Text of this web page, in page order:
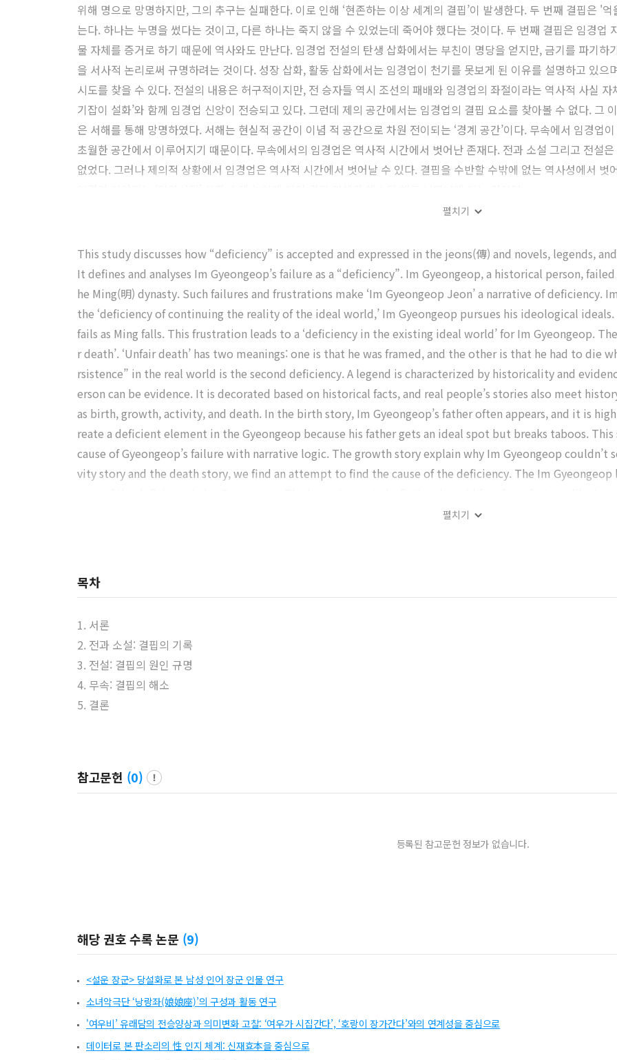
위해 명으로 망명하지만, 그의 추구는 실패한다. 이로 인해 ‘현존하는 이상 세계의 결핍’이 발생한다. 두 번째 결핍은 '
는다. 하나는 누명을 썼다는 것이고, 다른 하나는 죽지 않을 수 있었는데 죽어야 했다는 것이다. 두 번째 결핍은 임경업
물 자체를 증거로 하기 때문에 역사와도 만난다. 임경업 전설의 탄생 삽화에서는 부친이 명당을 얻지만, 금기를 파기하
을 서사적 논리로써 규명하려는 것이다. 성장 삽화, 활동 삽화에서는 임경업이 천기를 못보게 된 이유를 설명하고 있
시도를 찾을 수 있다. 전설의 내용은 허구적이지만, 전 승자들 역시 조선의 패배와 임경업의 좌절이라는 역사적 사실
기잡이 설화’와 함께 임경업 신앙이 전승되고 있다. 그런데 제의 공간에서는 임경업의 결핍 요소를 찾아볼 수 없다. 그
은 서해를 통해 망명하였다. 서해는 현실적 공간이 이념 적 공간으로 차원 전이되는 ‘경계 공간’이다. 무속에서 임경업
초월한 공간에서 이루어지기 때문이다. 무속에서의 임경업은 역사적 시간에서 벗어난 존재다. 전과 소설 그리고 전설
없었다. 그러나 제의적 상황에서 임경업은 역사적 시간에서 벗어날 수 있다. 결핍을 수반할 수밖에 없는 역사성에서
펼치기
This study discusses how “deficiency” is accepted and expressed in the jeons(傳) and novels, legends,
It defines and analyses Im Gyeongeop’s failure as a “deficiency”. Im Gyeongeop, a historical person,
he Ming(明) dynasty. Such failures and frustrations make ‘Im Gyeongeop Jeon’ a narrative of deficiency.
the ‘deficiency of continuing the reality of the ideal world,’ Im Gyeongeop pursues his ideological
fails as Ming falls. This frustration leads to a ‘deficiency in the existing ideal world’ for Im Gyeongeop.
r death’. ‘Unfair death’ has two meanings: one is that he was framed, and the other is that he had to die
rsistence” in the real world is the second deficiency. A legend is characterized by historicality and
erson can be evidence. It is decorated based on historical facts, and real people’s stories also meet
as birth, growth, activity, and death. In the birth story, Im Gyeongeop’s father often appears, and it is
reate a deficient element in the Gyeongeop because his father gets an ideal spot but breaks taboos.
cause of Gyeongeop’s failure with narrative logic. The growth story explain why Im Gyeongeop couldn’t
vity story and the death story, we find an attempt to find the cause of the deficiency. The Im
o had to be in historical times. In the West Sea(西海), Im Gyeongeop is worshipped along with the
ansferred to an ideological space. Gyeongeop could be worshipped because the West Sea was a liminal
show a deficiency in shamanic thinking because it is made in a space that transcends reality.
nal space was placed in a ‘post-historical’ situation. And the deficiency disappeared.
펼치기
목차
1. 서론
2. 전과 소설: 결핍의 기록
3. 전설: 결핍의 원인 규명
4. 무속: 결핍의 해소
5. 결론
참고문헌 (0)
등록된 참고문헌 정보가 없습니다.
해당 권호 수록 논문 (9)
<설운 장군> 당설화로 본 남성 인어 장군 인물 연구
소녀악극단 ‘낭랑좌(娘娘座)’의 구성과 활동 연구
'여우비’ 유래담의 전승양상과 의미변화 고찰: ‘여우가 시집간다’, ‘호랑이 장가간다’와의 연계성을 중심으로
데이터로 본 판소리의 性 인지 체계: 신재효本을 중심으로